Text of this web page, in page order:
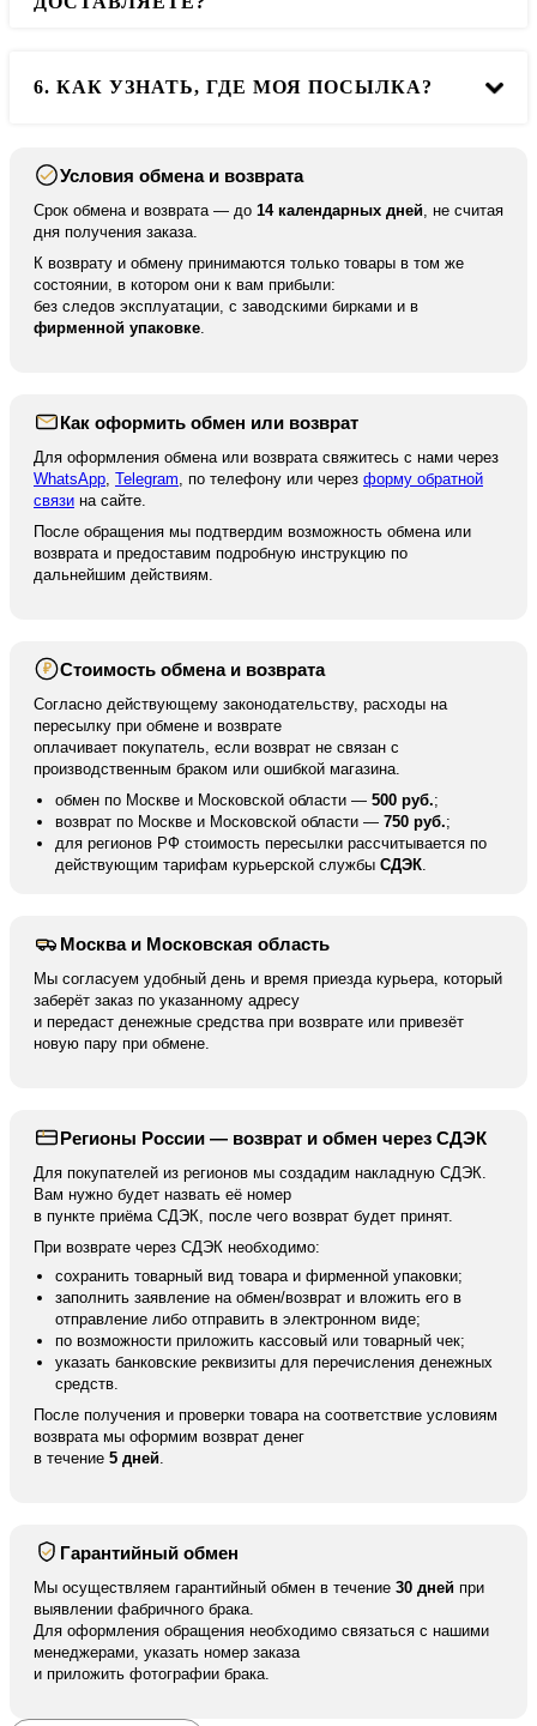
Контакты. Мы оформим для вас обмен или возврат.
Мы доставляем во все города РФ и в ближайшие
6. КАК УЗНАТЬ, ГДЕ МОЯ ПОСЫЛКА?
После отправки мы высылаем вам номер для
отслеживания вашей посылки. По нему вы можете
отследить ваше отправление на сайте курьерской
Условия обмена и возврата
Срок обмена и возврата — до 14 календарных дней, не считая
дня получения заказа.
К возврату и обмену принимаются только товары в том же
состоянии, в котором они к вам прибыли:
без следов эксплуатации, с заводскими бирками и в
фирменной упаковке.
Как оформить обмен или возврат
Для оформления обмена или возврата свяжитесь с нами через
WhatsApp, Telegram, по телефону или через форму обратной
связи на сайте.
После обращения мы подтвердим возможность обмена или
возврата и предоставим подробную инструкцию по
дальнейшим действиям.
₽ Стоимость обмена и возврата
Согласно действующему законодательству, расходы на
пересылку при обмене и возврате
оплачивает покупатель, если возврат не связан с
производственным браком или ошибкой магазина.
обмен по Москве и Московской области — 500 руб.;
возврат по Москве и Московской области — 750 руб.;
для регионов РФ стоимость пересылки рассчитывается по
действующим тарифам курьерской службы СДЭК.
Москва и Московская область
Мы согласуем удобный день и время приезда курьера, который
заберёт заказ по указанному адресу
и передаст денежные средства при возврате или привезёт
новую пару при обмене.
Регионы России — возврат и обмен через СДЭК
Для покупателей из регионов мы создадим накладную СДЭК.
Вам нужно будет назвать её номер
в пункте приёма СДЭК, после чего возврат будет принят.
При возврате через СДЭК необходимо:
сохранить товарный вид товара и фирменной упаковки;
заполнить заявление на обмен/возврат и вложить его в
отправление либо отправить в электронном виде;
по возможности приложить кассовый или товарный чек;
указать банковские реквизиты для перечисления денежных
средств.
После получения и проверки товара на соответствие условиям
возврата мы оформим возврат денег
в течение 5 дней.
Гарантийный обмен
Мы осуществляем гарантийный обмен в течение 30 дней при
выявлении фабричного брака.
Для оформления обращения необходимо связаться с нашими
менеджерами, указать номер заказа
и приложить фотографии брака.